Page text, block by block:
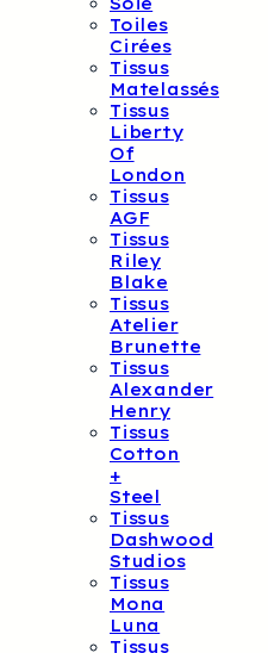
Toiles
Cirées
Tissus
Matelassés
Tissus
Liberty
Of
London
Tissus
AGF
Tissus
Riley
Blake
Tissus
Atelier
Brunette
Tissus
Alexander
Henry
Tissus
Cotton
+
Steel
Tissus
Dashwood
Studios
Tissus
Mona
Luna
Tissus